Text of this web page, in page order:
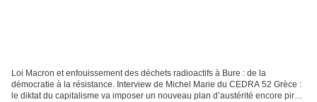
Loi Macron et enfouissement des déchets radioactifs à Bure : de la
démocratie à la résistance. Interview de Michel Marie du CEDRA 52 Grèce :
le diktat du capitalisme va imposer un nouveau plan d’austérité encore pire